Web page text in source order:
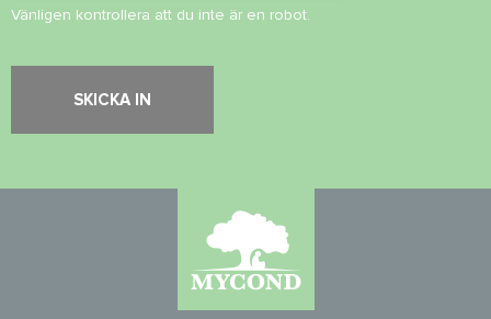
Vänligen kontrollera att du inte är en robot.